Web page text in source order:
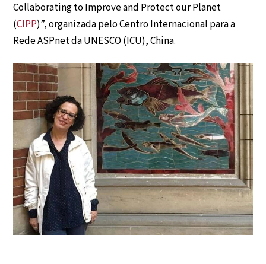
Collaborating to Improve and Protect our Planet
(CIPP)”, organizada pelo Centro Internacional para a
Rede ASPnet da UNESCO (ICU), China.